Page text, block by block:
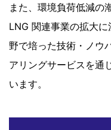
また、環境負荷低減の
LNG 関連事業の拡大
野で培った技術・ノウ
アリングサービスを通
います。